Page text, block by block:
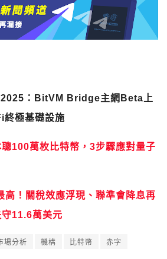
：BitVM Bridge主網Beta上
終極基礎設施
100萬枚比特幣，3步驟應對量子
高！關稅效應浮現、聯準會降息再
11.6萬美元
場分析 機構 比特幣 赤字